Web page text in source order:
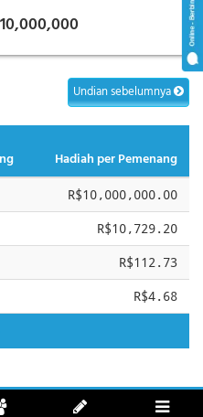
Undian sebelumnya
Hadiah per Pemenang
R$10,000,000.00
R$10,729.20
R$112.73
R$4.68